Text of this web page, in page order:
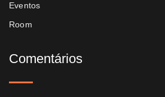
Eventos
Room
Comentários